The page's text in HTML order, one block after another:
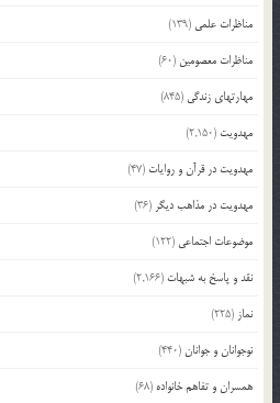
مناظرات علمی (139)
مناظرات معصومین (60)
مهارتهای زندگی (845)
مهدویت (2,150)
مهدویت در قرآن و روایات (47)
مهدویت در مذاهب دیگر (36)
موضوعات اجتماعی (122)
نقد و پاسخ به شبهات (2,166)
نماز (225)
نوجوانان و جوانان(440)
همسران و تفاهم خانواده (68)